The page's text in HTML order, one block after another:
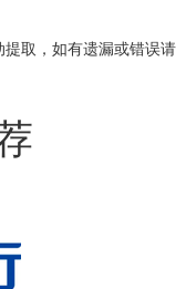
提取，如有遗漏或错误请